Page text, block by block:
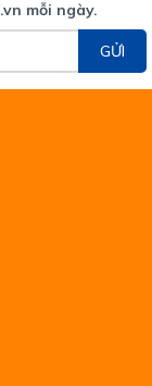
mỗi ngày.
GỬI